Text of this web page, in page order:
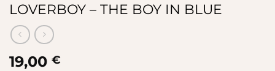
LOVERBOY – THE BOY IN BLUE
19,00 €